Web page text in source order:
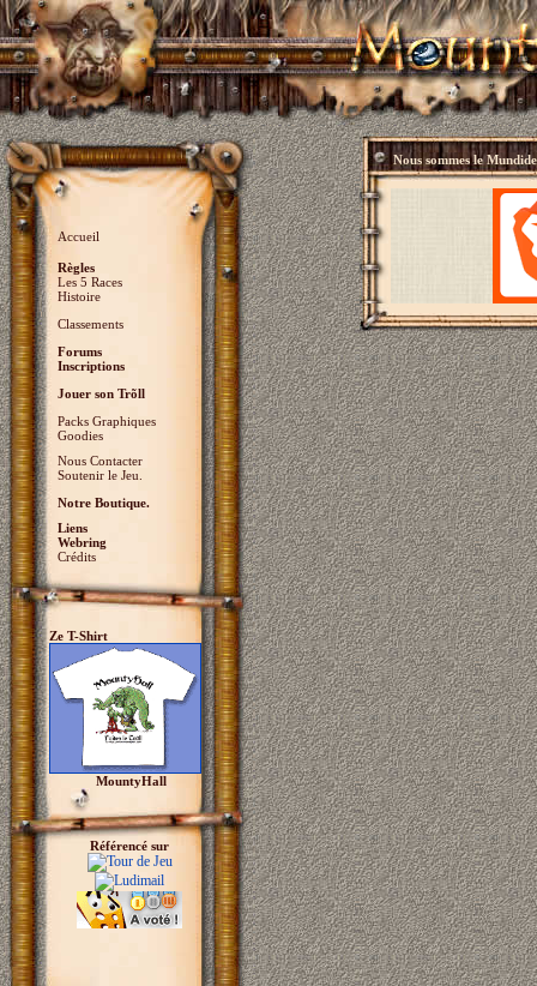
Accueil
Règles
Les 5 Races
Histoire
Classements
Forums
Inscriptions
Jouer son Trõll
Packs Graphiques
Goodies
Nous Contacter
Soutenir le Jeu.
Notre Boutique.
Liens
Webring
Crédits
Ze T-Shirt
MountyHall
Référencé sur
Nous sommes le